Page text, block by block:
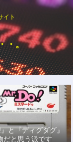
イト
・。
』と『ディグダグ』
だと思う派です